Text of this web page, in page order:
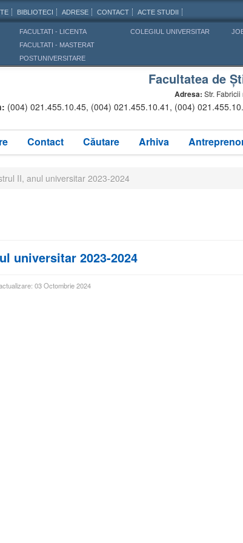
BIBLIOTECI ADRESE CONTACT ACTE STUDII
FACULTATI - LICENTA
FACULTATI - MASTERAT
POSTUNIVERSITARE
COLEGIUL UNIVERSITAR
Facultatea de
Adresa: Str.
(004) 021.455.10.45, (004) 021.455.10.41, (004)
Contact Căutare Arhiva
II, anul universitar 2023-2024
universitar 2023-2024
03 Octombrie 2024